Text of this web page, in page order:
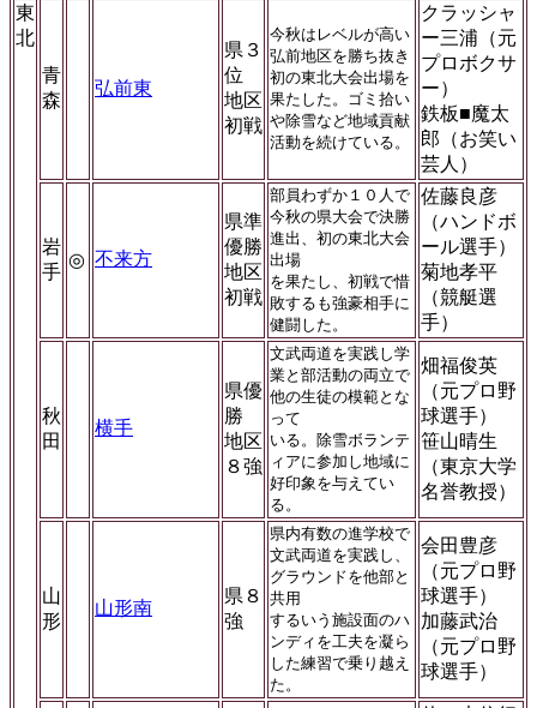
東
北
青
森
弘前東
県３
位
地区
初戦
今秋はレベルが高い
弘前地区を勝ち抜き
初の東北大会出場を
果たした。ゴミ拾い
や除雪など地域貢献
活動を続けている。
クラッシャ
ー三浦（元
プロボクサ
ー）
鉄板■魔太
郎（お笑い
芸人）
岩
手
◎ 不来方
県準
優勝
地区
初戦
部員わずか１０人で
今秋の県大会で決勝
進出、初の東北大会
出場
を果たし、初戦で惜
敗するも強豪相手に
健闘した。
佐藤良彦
（ハンドボ
ール選手）
菊地孝平
（競艇選
手）
秋
田
横手
県優
勝
地区
８強
文武両道を実践し学
業と部活動の両立で
他の生徒の模範とな
って
いる。除雪ボランテ
ィアに参加し地域に
好印象を与えてい
る。
畑福俊英
（元プロ野
球選手）
笹山晴生
（東京大学
名誉教授）
山
形
山形南
県８
強
県内有数の進学校で
文武両道を実践し、
グラウンドを他部と
共用
するいう施設面のハ
ンディを工夫を凝ら
した練習で乗り越え
た。
会田豊彦
（元プロ野
球選手）
加藤武治
（元プロ野
球選手）